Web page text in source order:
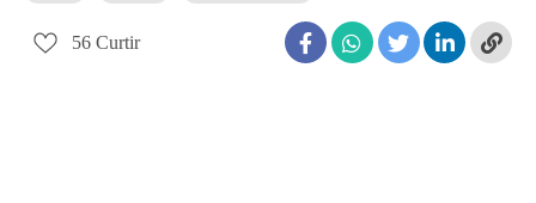
56 Curtir